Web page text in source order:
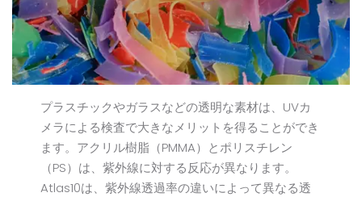
プラスチックやガラスなどの透明な素材は、UVカ
メラによる検査で大きなメリットを得ることができ
ます。アクリル樹脂（PMMA）とポリスチレン
（PS）は、紫外線に対する反応が異なります。
Atlas10は、紫外線透過率の違いによって異なる透